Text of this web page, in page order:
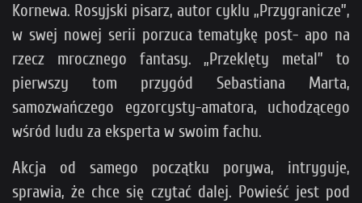
Kornewa. Rosyjski pisarz, autor cyklu „Przygranicze”,
w swej nowej serii porzuca tematykę post- apo na
rzecz mrocznego fantasy. „Przeklęty metal” to
pierwszy tom przygód Sebastiana Marta,
samozwańczego egzorcysty-amatora, uchodzącego
wśród ludu za eksperta w swoim fachu.
Akcja od samego początku porywa, intryguje,
sprawia, że chce się czytać dalej. Powieść jest pod